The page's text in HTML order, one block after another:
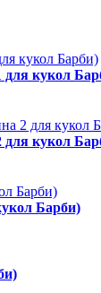
для кукол
для кукол
Барби)